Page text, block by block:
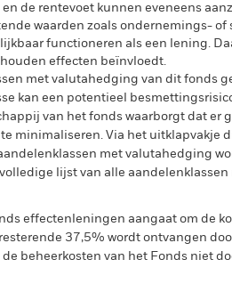
de rentevoet kunnen eveneens
waarden zoals ondernemings-
functioneren als een lening.
effecten beïnvloedt.
met valutahedging van dit fonds
kan een potentieel
van het fonds waarborgt dat er
minimaliseren. Via het uitklapvakje
met valutahedging
lijst van alle
effectenleningen aangaat om de
37,5% wordt ontvangen
beheerkosten van het Fonds niet